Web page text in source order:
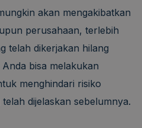
akan mengakibatkan
perusahaan, terlebih
telah dikerjakan hilang
bisa melakukan
menghindari risiko
dijelaskan sebelumnya.